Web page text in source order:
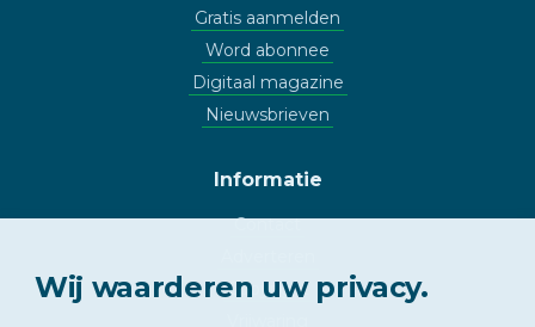
Gratis aanmelden
Word abonnee
Digitaal magazine
Nieuwsbrieven
Informatie
Contact
Copyright
Wij waarderen uw privacy.